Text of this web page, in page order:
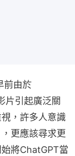
前由於
片引起廣泛關
，許多人意識
更應該尋求更
將ChatGPT當